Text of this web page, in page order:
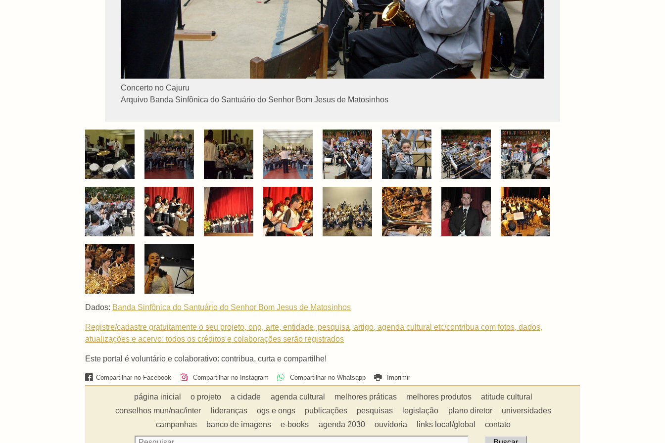
Concerto no Cajuru
Arquivo Banda Sinfônica do Santuário do Senhor Bom Jesus de Matosinhos
Dados: Banda Sinfônica do Santuário do Senhor Bom Jesus de Matosinhos
Registre/cadastre gratuitamente o seu projeto, ong, arte, entidade, pesquisa, artigo, agenda cultural etc/contribua com fotos, dados,
atualizações e acervo: todos os créditos e colaborações serão registrados
Este portal é voluntário e colaborativo: contribua, curta e compartilhe!
Compartilhar no Facebook Compartilhar no Instagram Compartilhar no Whatsapp Imprimir
página inicial o projeto a cidade agenda cultural melhores práticas melhores produtos
atitude cultural
conselhos mun/nac/inter
lideranças ogs e ongs publicações pesquisas legislação plano diretor
universidades
campanhas
banco de imagens e-books agenda 2030 ouvidoria links local/global contato